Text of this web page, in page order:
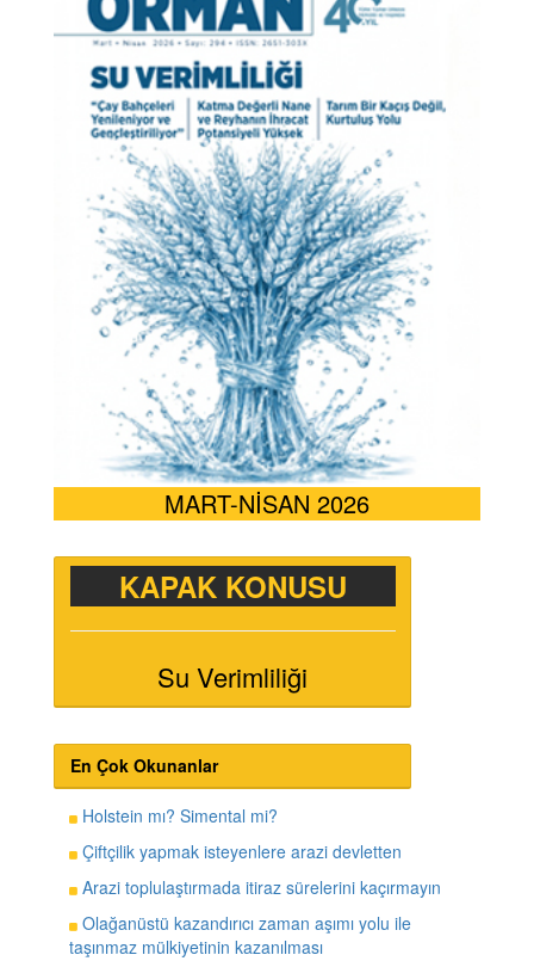
MART-NİSAN 2026
KAPAK KONUSU
Su Verimliliği
En Çok Okunanlar
Holstein mı? Simental mi?
Çiftçilik yapmak isteyenlere arazi devletten
Arazi toplulaştırmada itiraz sürelerini kaçırmayın
Olağanüstü kazandırıcı zaman aşımı yolu ile
taşınmaz mülkiyetinin kazanılması